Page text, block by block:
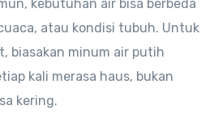
kebutuhan air bisa berbeda
atau kondisi tubuh. Untuk
biasakan minum air putih
kali merasa haus, bukan
kering.